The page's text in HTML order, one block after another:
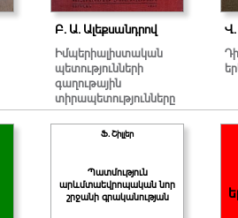
Բ. Ա. Ալեքսանդրով
Իմպերիալիստական
պետությունների
գաղութային
տիրապետությունները
Վ.
Ֆ. Շիլլեր
Պատմություն
արևմտաեվրոպական նոր
շրջանի գրականության